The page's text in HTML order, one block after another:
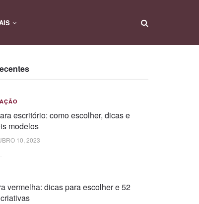
escritório: como escolher, dicas e
modelos
10, 2023
vermelha: dicas para escolher e 52